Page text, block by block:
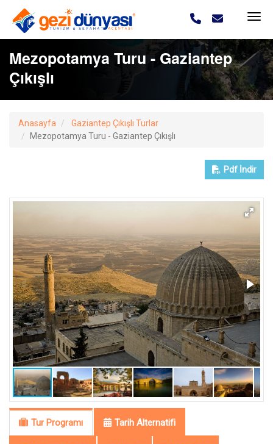
Mezopotamya Turu - Gaziantep
Çıkışlı
Anasayfa
Gaziantep Çıkışlı Turlar
Mezopotamya Turu - Gaziantep Çıkışlı
Pdf İndir
Tur Programı Tarih Alternatifi